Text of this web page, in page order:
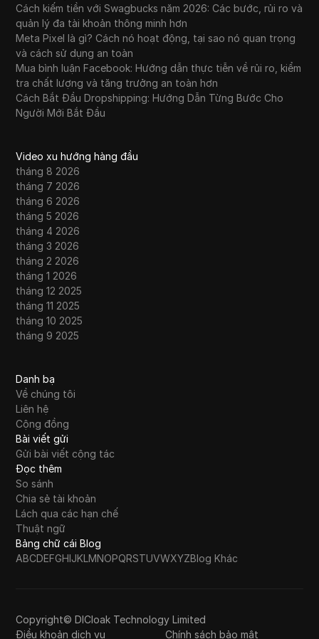
Cách kiếm tiền với Swagbucks năm 2026: Các bước, rủi ro và
quản lý đa tài khoản thông minh hơn
Meta Pixel là gì? Cách nó hoạt động, tại sao nó quan trọng
và cách sử dụng an toàn
Mua bình luận Facebook: Hướng dẫn thực tiễn về rủi ro, kiểm
tra chất lượng và tăng trưởng an toàn hơn
Cách Bắt Đầu Dropshipping: Hướng Dẫn Từng Bước Cho
Người Mới Bắt Đầu
Video xu hướng hàng đầu
tháng 8 2026
tháng 7 2026
tháng 6 2026
tháng 5 2026
tháng 4 2026
tháng 3 2026
tháng 2 2026
tháng 1 2026
tháng 12 2025
tháng 11 2025
tháng 10 2025
tháng 9 2025
Danh bạ
Về chúng tôi
Liên hệ
Cộng đồng
Bài viết gửi
Gửi bài viết cộng tác
Đọc thêm
So sánh
Chia sẻ tài khoản
Lách qua các hạn chế
Thuật ngữ
Bảng chữ cái Blog
ABCDEFGHIJKLMNOPQRSTUVWXYZBlog Khác
Copyright© DICloak Technology Limited
Điều khoản dịch vụ
Chính sách bảo mật